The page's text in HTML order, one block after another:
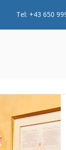
Tel: +43 650